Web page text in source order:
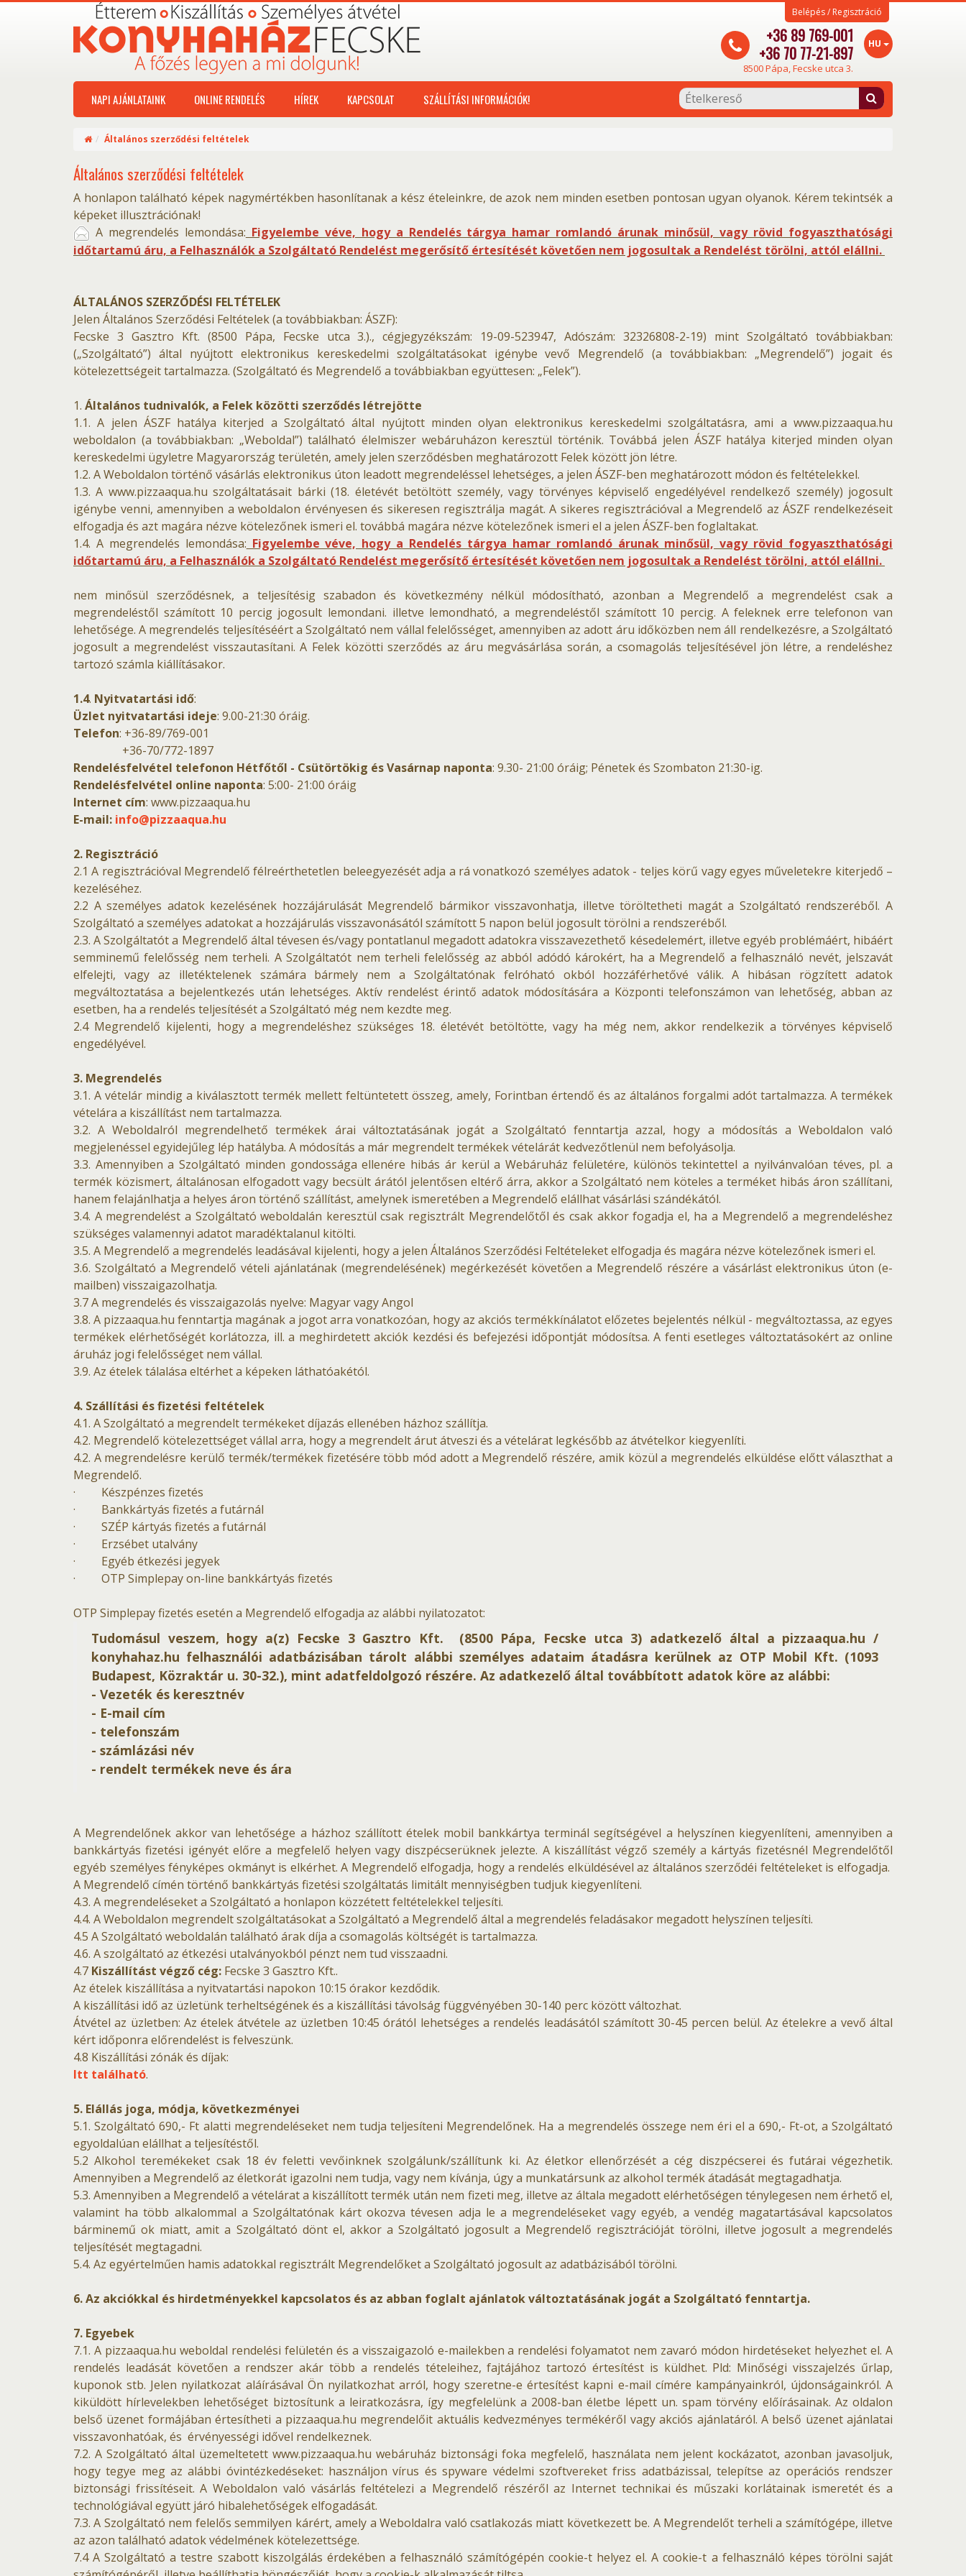
Belépés / Regisztráció
HU
+36 89 769-001
+36 70 77-21-897
8500 Pápa, Fecske utca 3.
NAPI AJÁNLATAINK ONLINE RENDELÉS HÍREK KAPCSOLAT SZÁLLÍTÁSI INFORMÁCIÓK!
Általános szerződési feltételek
Általános szerződési feltételek
A honlapon található képek nagymértékben hasonlítanak a kész ételeinkre, de azok nem minden esetben pontosan ugyan olyanok. Kérem tekintsék a
képeket illusztrációnak!
A megrendelés lemondása: Figyelembe véve, hogy a Rendelés tárgya hamar romlandó árunak minősül, vagy rövid fogyaszthatósági
időtartamú áru, a Felhasználók a Szolgáltató Rendelést megerősítő értesítését követően nem jogosultak a Rendelést törölni, attól elállni.
ÁLTALÁNOS SZERZŐDÉSI FELTÉTELEK
Jelen Általános Szerződési Feltételek (a továbbiakban: ÁSZF):
Fecske 3 Gasztro Kft. (8500 Pápa, Fecske utca 3.)., cégjegyzékszám: 19-09-523947, Adószám: 32326808-2-19) mint Szolgáltató továbbiakban:
(„Szolgáltató”) által nyújtott elektronikus kereskedelmi szolgáltatásokat igénybe vevő Megrendelő (a továbbiakban: „Megrendelő”) jogait és
kötelezettségeit tartalmazza. (Szolgáltató és Megrendelő a továbbiakban együttesen: „Felek”).
1. Általános tudnivalók, a Felek közötti szerződés létrejötte
1.1. A jelen ÁSZF hatálya kiterjed a Szolgáltató által nyújtott minden olyan elektronikus kereskedelmi szolgáltatásra, ami a www.pizzaaqua.hu
weboldalon (a továbbiakban: „Weboldal”) található élelmiszer webáruházon keresztül történik. Továbbá jelen ÁSZF hatálya kiterjed minden olyan
kereskedelmi ügyletre Magyarország területén, amely jelen szerződésben meghatározott Felek között jön létre.
1.2. A Weboldalon történő vásárlás elektronikus úton leadott megrendeléssel lehetséges, a jelen ÁSZF-ben meghatározott módon és feltételekkel.
1.3. A www.pizzaaqua.hu szolgáltatásait bárki (18. életévét betöltött személy, vagy törvényes képviselő engedélyével rendelkező személy) jogosult
igénybe venni, amennyiben a weboldalon érvényesen és sikeresen regisztrálja magát. A sikeres regisztrációval a Megrendelő az ÁSZF rendelkezéseit
elfogadja és azt magára nézve kötelezőnek ismeri el. továbbá magára nézve kötelezőnek ismeri el a jelen ÁSZF-ben foglaltakat.
1.4. A megrendelés lemondása: Figyelembe véve, hogy a Rendelés tárgya hamar romlandó árunak minősül, vagy rövid fogyaszthatósági
időtartamú áru, a Felhasználók a Szolgáltató Rendelést megerősítő értesítését követően nem jogosultak a Rendelést törölni, attól elállni.
nem minősül szerződésnek, a teljesítésig szabadon és következmény nélkül módosítható, azonban a Megrendelő a megrendelést csak a
megrendeléstől számított 10 percig jogosult lemondani. illetve lemondható, a megrendeléstől számított 10 percig. A feleknek erre telefonon van
lehetősége. A megrendelés teljesítéséért a Szolgáltató nem vállal felelősséget, amennyiben az adott áru időközben nem áll rendelkezésre, a Szolgáltató
jogosult a megrendelést visszautasítani. A Felek közötti szerződés az áru megvásárlása során, a csomagolás teljesítésével jön létre, a rendeléshez
tartozó számla kiállításakor.
1.4. Nyitvatartási idő:
Üzlet nyitvatartási ideje: 9.00-21:30 óráig.
Telefon: +36-89/769-001
+36-70/772-1897
Rendelésfelvétel telefonon Hétfőtől - Csütörtökig és Vasárnap naponta: 9.30- 21:00 óráig; Pénetek és Szombaton 21:30-ig.
Rendelésfelvétel online naponta: 5:00- 21:00 óráig
Internet cím: www.pizzaaqua.hu
E-mail: info@pizzaaqua.hu
2. Regisztráció
2.1 A regisztrációval Megrendelő félreérthetetlen beleegyezését adja a rá vonatkozó személyes adatok - teljes körű vagy egyes műveletekre kiterjedő –
kezeléséhez.
2.2 A személyes adatok kezelésének hozzájárulását Megrendelő bármikor visszavonhatja, illetve töröltetheti magát a Szolgáltató rendszeréből. A
Szolgáltató a személyes adatokat a hozzájárulás visszavonásától számított 5 napon belül jogosult törölni a rendszeréből.
2.3. A Szolgáltatót a Megrendelő által tévesen és/vagy pontatlanul megadott adatokra visszavezethető késedelemért, illetve egyéb problémáért, hibáért
semminemű felelősség nem terheli. A Szolgáltatót nem terheli felelősség az abból adódó károkért, ha a Megrendelő a felhasználó nevét, jelszavát
elfelejti, vagy az illetéktelenek számára bármely nem a Szolgáltatónak felróható okból hozzáférhetővé válik. A hibásan rögzített adatok
megváltoztatása a bejelentkezés után lehetséges. Aktív rendelést érintő adatok módosítására a Központi telefonszámon van lehetőség, abban az
esetben, ha a rendelés teljesítését a Szolgáltató még nem kezdte meg.
2.4 Megrendelő kijelenti, hogy a megrendeléshez szükséges 18. életévét betöltötte, vagy ha még nem, akkor rendelkezik a törvényes képviselő
engedélyével.
3. Megrendelés
3.1. A vételár mindig a kiválasztott termék mellett feltüntetett összeg, amely, Forintban értendő és az általános forgalmi adót tartalmazza. A termékek
vételára a kiszállítást nem tartalmazza.
3.2. A Weboldalról megrendelhető termékek árai változtatásának jogát a Szolgáltató fenntartja azzal, hogy a módosítás a Weboldalon való
megjelenéssel egyidejűleg lép hatályba. A módosítás a már megrendelt termékek vételárát kedvezőtlenül nem befolyásolja.
3.3. Amennyiben a Szolgáltató minden gondossága ellenére hibás ár kerül a Webáruház felületére, különös tekintettel a nyilvánvalóan téves, pl. a
termék közismert, általánosan elfogadott vagy becsült árától jelentősen eltérő árra, akkor a Szolgáltató nem köteles a terméket hibás áron szállítani,
hanem felajánlhatja a helyes áron történő szállítást, amelynek ismeretében a Megrendelő elállhat vásárlási szándékától.
3.4. A megrendelést a Szolgáltató weboldalán keresztül csak regisztrált Megrendelőtől és csak akkor fogadja el, ha a Megrendelő a megrendeléshez
szükséges valamennyi adatot maradéktalanul kitölti.
3.5. A Megrendelő a megrendelés leadásával kijelenti, hogy a jelen Általános Szerződési Feltételeket elfogadja és magára nézve kötelezőnek ismeri el.
3.6. Szolgáltató a Megrendelő vételi ajánlatának (megrendelésének) megérkezését követően a Megrendelő részére a vásárlást elektronikus úton (e-
mailben) visszaigazolhatja.
3.7 A megrendelés és visszaigazolás nyelve: Magyar vagy Angol
3.8. A pizzaaqua.hu fenntartja magának a jogot arra vonatkozóan, hogy az akciós termékkínálatot előzetes bejelentés nélkül - megváltoztassa, az egyes
termékek elérhetőségét korlátozza, ill. a meghirdetett akciók kezdési és befejezési időpontját módosítsa. A fenti esetleges változtatásokért az online
áruház jogi felelősséget nem vállal.
3.9. Az ételek tálalása eltérhet a képeken láthatóakétól.
4. Szállítási és fizetési feltételek
4.1. A Szolgáltató a megrendelt termékeket díjazás ellenében házhoz szállítja.
4.2. Megrendelő kötelezettséget vállal arra, hogy a megrendelt árut átveszi és a vételárat legkésőbb az átvételkor kiegyenlíti.
4.2. A megrendelésre kerülő termék/termékek fizetésére több mód adott a Megrendelő részére, amik közül a megrendelés elküldése előtt választhat a
Megrendelő.
· Készpénzes fizetés
· Bankkártyás fizetés a futárnál
· SZÉP kártyás fizetés a futárnál
· Erzsébet utalvány
· Egyéb étkezési jegyek
· OTP Simplepay on-line bankkártyás fizetés
OTP Simplepay fizetés esetén a Megrendelő elfogadja az alábbi nyilatozatot:
Tudomásul veszem, hogy a(z) Fecske 3 Gasztro Kft. (8500 Pápa, Fecske utca 3) adatkezelő által a pizzaaqua.hu /
konyhahaz.hu felhasználói adatbázisában tárolt alábbi személyes adataim átadásra kerülnek az OTP Mobil Kft. (1093
Budapest, Közraktár u. 30-32.), mint adatfeldolgozó részére. Az adatkezelő által továbbított adatok köre az alábbi:
- Vezeték és keresztnév
- E-mail cím
- telefonszám
- számlázási név
- rendelt termékek neve és ára
A Megrendelőnek akkor van lehetősége a házhoz szállított ételek mobil bankkártya terminál segítségével a helyszínen kiegyenlíteni, amennyiben a
bankkártyás fizetési igényét előre a megfelelő helyen vagy diszpécserüknek jelezte. A kiszállítást végző személy a kártyás fizetésnél Megrendelőtől
egyéb személyes fényképes okmányt is elkérhet. A Megrendelő elfogadja, hogy a rendelés elküldésével az általános szerződéi feltételeket is elfogadja.
A Megrendelő címén történő bankkártyás fizetési szolgáltatás limitált mennyiségben tudjuk kiegyenlíteni.
4.3. A megrendeléseket a Szolgáltató a honlapon közzétett feltételekkel teljesíti.
4.4. A Weboldalon megrendelt szolgáltatásokat a Szolgáltató a Megrendelő által a megrendelés feladásakor megadott helyszínen teljesíti.
4.5 A Szolgáltató weboldalán található árak díja a csomagolás költségét is tartalmazza.
4.6. A szolgáltató az étkezési utalványokból pénzt nem tud visszaadni.
4.7 Kiszállítást végző cég: Fecske 3 Gasztro Kft..
Az ételek kiszállítása a nyitvatartási napokon 10:15 órakor kezdődik.
A kiszállítási idő az üzletünk terheltségének és a kiszállítási távolság függvényében 30-140 perc között változhat.
Átvétel az üzletben: Az ételek átvétele az üzletben 10:45 órától lehetséges a rendelés leadásától számított 30-45 percen belül. Az ételekre a vevő által
kért időponra előrendelést is felveszünk.
4.8 Kiszállítási zónák és díjak:
Itt található.
5. Elállás joga, módja, következményei
5.1. Szolgáltató 690,- Ft alatti megrendeléseket nem tudja teljesíteni Megrendelőnek. Ha a megrendelés összege nem éri el a 690,- Ft-ot, a Szolgáltató
egyoldalúan elállhat a teljesítéstől.
5.2 Alkohol teremékeket csak 18 év feletti vevőinknek szolgálunk/szállítunk ki. Az életkor ellenőrzését a cég diszpécserei és futárai végezhetik.
Amennyiben a Megrendelő az életkorát igazolni nem tudja, vagy nem kívánja, úgy a munkatársunk az alkohol termék átadását megtagadhatja.
5.3. Amennyiben a Megrendelő a vételárat a kiszállított termék után nem fizeti meg, illetve az általa megadott elérhetőségen ténylegesen nem érhető el,
valamint ha több alkalommal a Szolgáltatónak kárt okozva tévesen adja le a megrendeléseket vagy egyéb, a vendég magatartásával kapcsolatos
bárminemű ok miatt, amit a Szolgáltató dönt el, akkor a Szolgáltató jogosult a Megrendelő regisztrációját törölni, illetve jogosult a megrendelés
teljesítését megtagadni.
5.4. Az egyértelműen hamis adatokkal regisztrált Megrendelőket a Szolgáltató jogosult az adatbázisából törölni.
6. Az akciókkal és hirdetményekkel kapcsolatos és az abban foglalt ajánlatok változtatásának jogát a Szolgáltató fenntartja.
7. Egyebek
7.1. A pizzaaqua.hu weboldal rendelési felületén és a visszaigazoló e-mailekben a rendelési folyamatot nem zavaró módon hirdetéseket helyezhet el. A
rendelés leadását követően a rendszer akár több a rendelés tételeihez, fajtájához tartozó értesítést is küldhet. Pld: Minőségi visszajelzés űrlap,
kuponok stb. Jelen nyilatkozat aláírásával Ön nyilatkozhat arról, hogy szeretne-e értesítést kapni e-mail címére kampányainkról, újdonságainkról. A
kiküldött hírlevelekben lehetőséget biztosítunk a leiratkozásra, így megfelelünk a 2008-ban életbe lépett un. spam törvény előírásainak. Az oldalon
belső üzenet formájában értesítheti a pizzaaqua.hu megrendelőit aktuális kedvezményes termékéről vagy akciós ajánlatáról. A belső üzenet ajánlatai
visszavonhatóak, és érvényességi idővel rendelkeznek.
7.2. A Szolgáltató által üzemeltetett www.pizzaaqua.hu webáruház biztonsági foka megfelelő, használata nem jelent kockázatot, azonban javasoljuk,
hogy tegye meg az alábbi óvintézkedéseket: használjon vírus és spyware védelmi szoftvereket friss adatbázissal, telepítse az operációs rendszer
biztonsági frissítéseit. A Weboldalon való vásárlás feltételezi a Megrendelő részéről az Internet technikai és műszaki korlátainak ismeretét és a
technológiával együtt járó hibalehetőségek elfogadását.
7.3. A Szolgáltató nem felelős semmilyen kárért, amely a Weboldalra való csatlakozás miatt következett be. A Megrendelőt terheli a számítógépe, illetve
az azon található adatok védelmének kötelezettsége.
7.4 A Szolgáltató a testre szabott kiszolgálás érdekében a felhasználó számítógépén cookie-t helyez el. A cookie-t a felhasználó képes törölni saját